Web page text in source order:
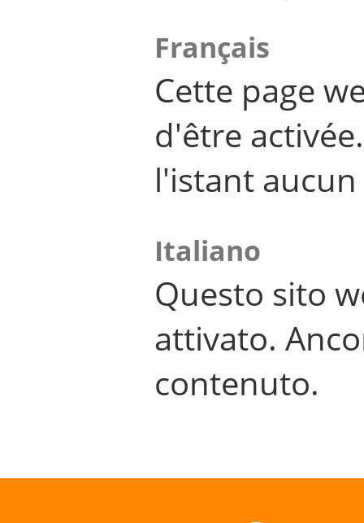
Français
Cette page
d'être
l'istant
Italiano
Questo sito
attivato.
contenuto.